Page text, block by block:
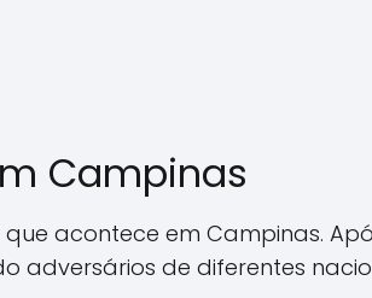
Campinas
acontece em Campinas.
adversários de diferentes